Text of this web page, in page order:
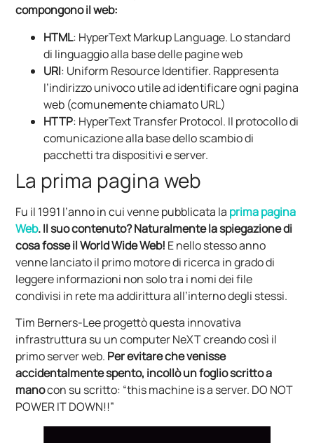
compongono il web:
HTML: HyperText Markup Language. Lo standard
di linguaggio alla base delle pagine web
URI: Uniform Resource Identifier. Rappresenta
l’indirizzo univoco utile ad identificare ogni pagina
web (comunemente chiamato URL)
HTTP: HyperText Transfer Protocol. Il protocollo di
comunicazione alla base dello scambio di
pacchetti tra dispositivi e server.
La prima pagina web
Fu il 1991 l’anno in cui venne pubblicata la prima pagina
Web. Il suo contenuto? Naturalmente la spiegazione di
cosa fosse il World Wide Web! E nello stesso anno
venne lanciato il primo motore di ricerca in grado di
leggere informazioni non solo tra i nomi dei file
condivisi in rete ma addirittura all’interno degli stessi.
Tim Berners-Lee progettò questa innovativa
infrastruttura su un computer NeXT creando così il
primo server web. Per evitare che venisse
accidentalmente spento, incollò un foglio scritto a
manocon su scritto: “this machine is a server. DO NOT
POWER IT DOWN!!”